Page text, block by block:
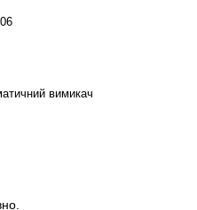
вимикач